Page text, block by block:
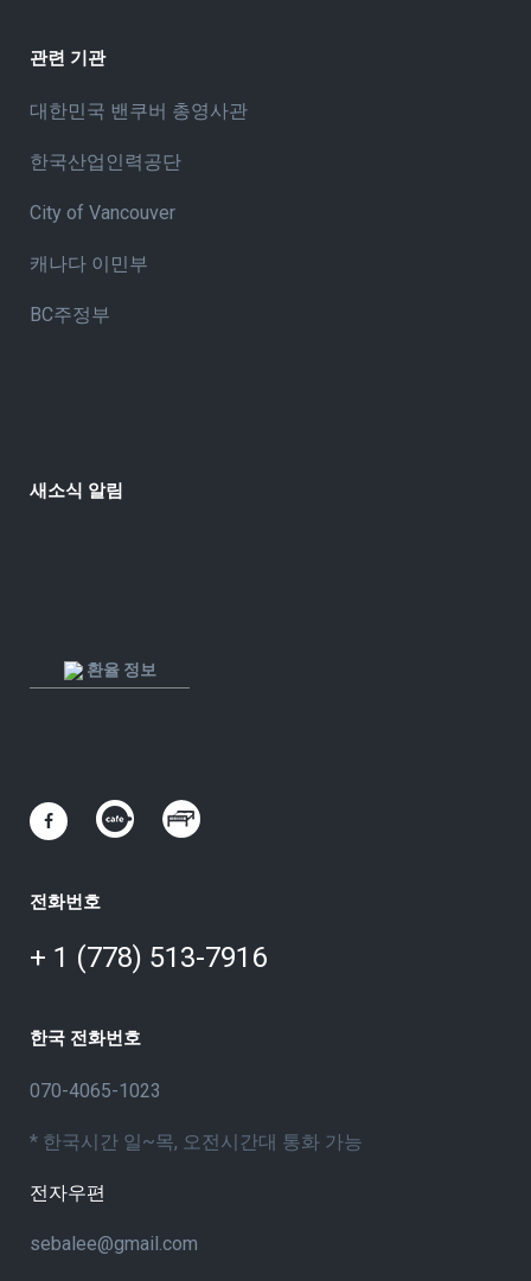
관련 기관
대한민국 밴쿠버 총영사관
한국산업인력공단
City of Vancouver
캐나다 이민부
BC주정부
새소식 알림
환율 정보
전화번호
+ 1 (778) 513-7916
한국 전화번호
070-4065-1023
* 한국시간 일~목, 오전시간대 통화 가능
전자우편
sebalee@gmail.com